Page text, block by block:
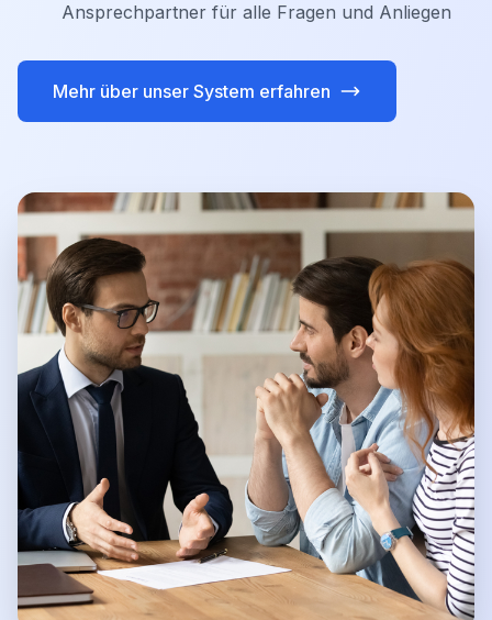
Ansprechpartner für alle Fragen und Anliegen
Mehr über unser System erfahren